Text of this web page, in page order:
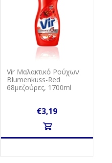
Vir Μαλακτικό Ρούχων
Blumenkuss-Red
68μεζούρες, 1700ml
€3,19